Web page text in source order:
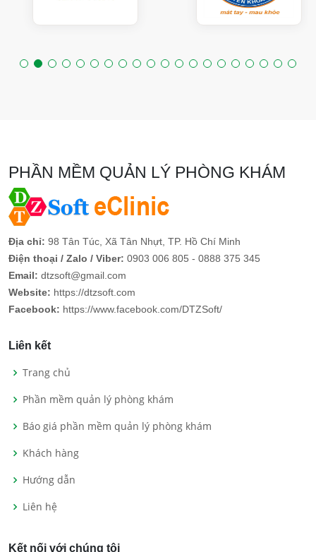
PHẦN MỀM QUẢN LÝ PHÒNG KHÁM
Địa chỉ: 98 Tân Túc, Xã Tân Nhựt, TP. Hồ Chí Minh
Điện thoại / Zalo / Viber: 0903 006 805 - 0888 375 345
Email: dtzsoft@gmail.com
Website: https://dtzsoft.com
Facebook: https://www.facebook.com/DTZSoft/
Liên kết
Trang chủ
Phần mềm quản lý phòng khám
Báo giá phần mềm quản lý phòng khám
Khách hàng
Hướng dẫn
Liên hệ
Kết nối với chúng tôi